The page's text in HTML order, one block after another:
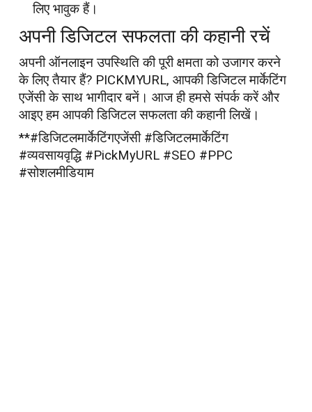
लिए भावुक हैं।
अपनी डिजिटल सफलता की कहानी रचें
अपनी ऑनलाइन उपस्थिति की पूरी क्षमता को उजागर करने
के लिए तैयार हैं? PICKMYURL, आपकी डिजिटल मार्केटिंग
एजेंसी के साथ भागीदार बनें। आज ही हमसे संपर्क करें और
आइए हम आपकी डिजिटल सफलता की कहानी लिखें।
**#डिजिटलमार्केटिंगएजेंसी #डिजिटलमार्केटिंग
#व्यवसायवृद्धि #PickMyURL #SEO #PPC
#सोशलमीडियाम